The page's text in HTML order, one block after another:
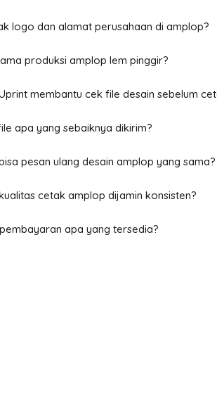
logo dan alamat perusahaan di amplop?
produksi amplop lem pinggir?
membantu cek file desain sebelum
apa yang sebaiknya dikirim?
pesan ulang desain amplop yang sama?
cetak amplop dijamin konsisten?
apa yang tersedia?